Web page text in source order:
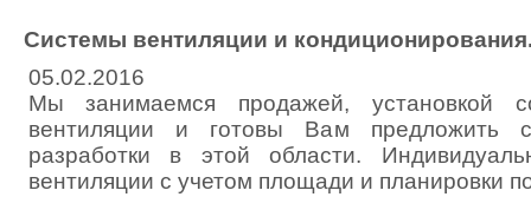
Системы вентиляции и
05.02.2016
Мы занимаемся продажей, установкой
вентиляции и готовы Вам предложить
разработки в этой области.
вентиляции с учетом площади и планировки